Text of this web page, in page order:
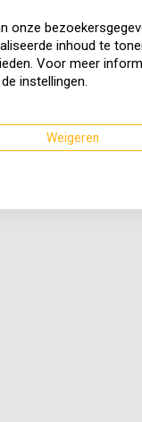
onze
inhoud te
Voor meer
instellingen.
Weigeren